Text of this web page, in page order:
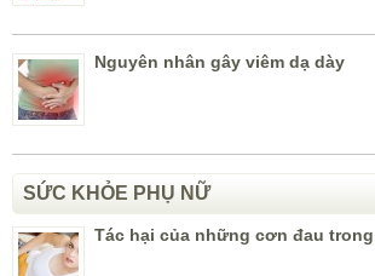
Những người không được sử
cấy que tránh thai
Những vị lạ ở miệng cảnh báo